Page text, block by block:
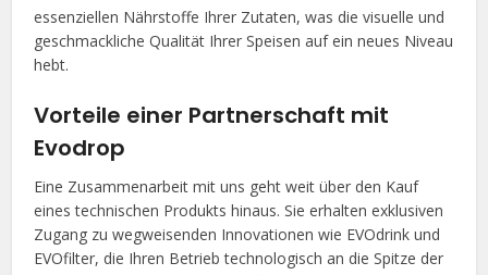
essenziellen Nährstoffe Ihrer Zutaten, was die visuelle und
geschmackliche Qualität Ihrer Speisen auf ein neues Niveau
hebt.
Vorteile einer Partnerschaft mit
Evodrop
Eine Zusammenarbeit mit uns geht weit über den Kauf
eines technischen Produkts hinaus. Sie erhalten exklusiven
Zugang zu wegweisenden Innovationen wie EVOdrink und
EVOfilter, die Ihren Betrieb technologisch an die Spitze der